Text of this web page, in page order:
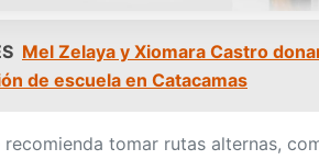
Mel Zelaya y Xiomara Castro
de escuela en Catacamas
recomienda tomar rutas alternas,